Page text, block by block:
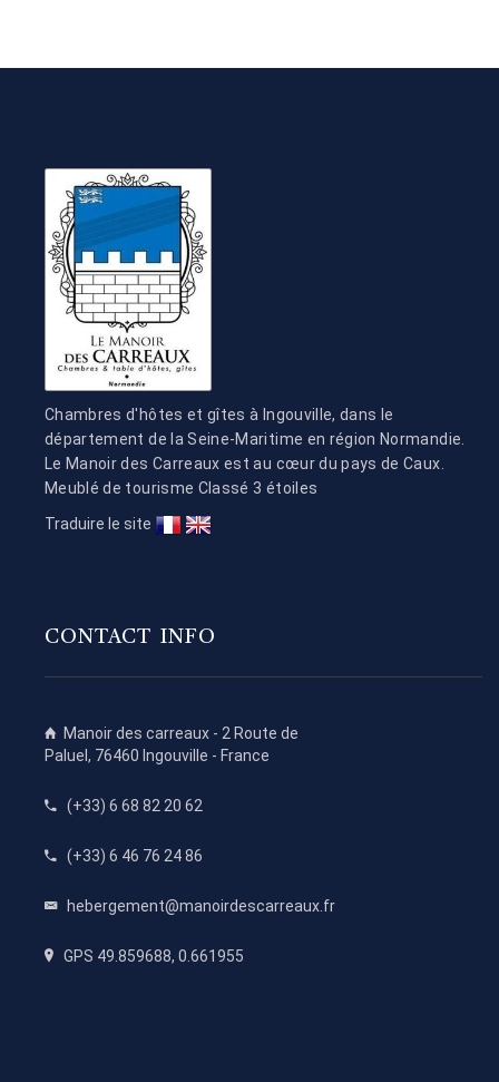
Chambres d'hôtes et gîtes à Ingouville, dans le
département de la Seine-Maritime en région Normandie.
Le Manoir des Carreaux est au cœur du pays de Caux.
Meublé de tourisme Classé 3 étoiles
Traduire le site
CONTACT INFO
Manoir des carreaux - 2 Route de
Paluel , 76460 Ingouville - France
(+33) 6 68 82 20 62
(+33) 6 46 76 24 86
hebergement@manoirdescarreaux.fr
GPS 49.859688, 0.661955